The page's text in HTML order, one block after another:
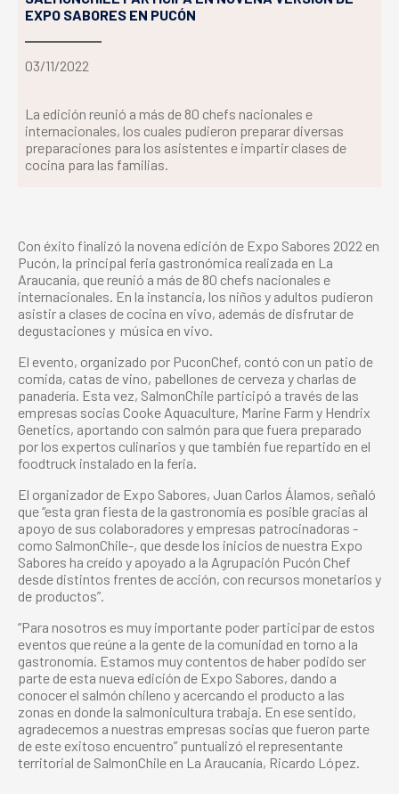
EXPO SABORES EN PUCÓN
03/11/2022
La edición reunió a más de 80 chefs nacionales e
internacionales, los cuales pudieron preparar diversas
preparaciones para los asistentes e impartir clases de
cocina para las familias.
Con éxito finalizó la novena edición de Expo Sabores 2022 en
Pucón, la principal feria gastronómica realizada en La
Araucanía, que reunió a más de 80 chefs nacionales e
internacionales. En la instancia, los niños y adultos pudieron
asistir a clases de cocina en vivo, además de disfrutar de
degustaciones y música en vivo.
El evento, organizado por PuconChef, contó con un patio de
comida, catas de vino, pabellones de cerveza y charlas de
panadería. Esta vez, SalmonChile participó a través de las
empresas socias Cooke Aquaculture, Marine Farm y Hendrix
Genetics, aportando con salmón para que fuera preparado
por los expertos culinarios y que también fue repartido en el
foodtruck instalado en la feria.
El organizador de Expo Sabores, Juan Carlos Álamos, señaló
que “esta gran fiesta de la gastronomía es posible gracias al
apoyo de sus colaboradores y empresas patrocinadoras -
como SalmonChile-, que desde los inicios de nuestra Expo
Sabores ha creído y apoyado a la Agrupación Pucón Chef
desde distintos frentes de acción, con recursos monetarios y
de productos”.
“Para nosotros es muy importante poder participar de estos
eventos que reúne a la gente de la comunidad en torno a la
gastronomía. Estamos muy contentos de haber podido ser
parte de esta nueva edición de Expo Sabores, dando a
conocer el salmón chileno y acercando el producto a las
zonas en donde la salmonicultura trabaja. En ese sentido,
agradecemos a nuestras empresas socias que fueron parte
de este exitoso encuentro” puntualizó el representante
territorial de SalmonChile en La Araucanía, Ricardo López.